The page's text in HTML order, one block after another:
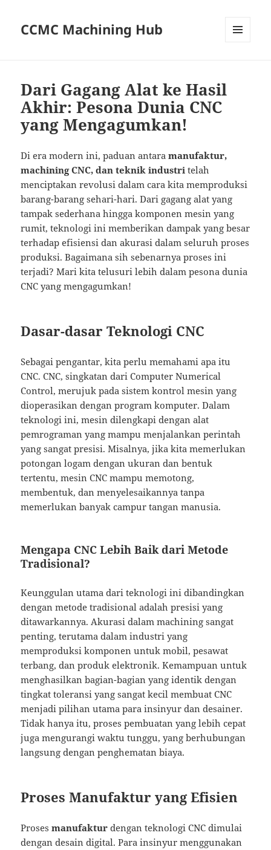
CCMC Machining Hub
Dari Gagang Alat ke Hasil
Akhir: Pesona Dunia CNC
yang Mengagumkan!
Di era modern ini, paduan antaramanufaktur,
machining CNC, dan teknik industri telah
menciptakan revolusi dalam cara kita memproduksi
barang-barang sehari-hari. Dari gagang alat yang
tampak sederhana hingga komponen mesin yang
rumit, teknologi ini memberikan dampak yang besar
terhadap efisiensi dan akurasi dalam seluruh proses
produksi. Bagaimana sih sebenarnya proses ini
terjadi? Mari kita telusuri lebih dalam pesona dunia
CNC yang mengagumkan!
Dasar-dasar Teknologi CNC
Sebagai pengantar, kita perlu memahami apa itu
CNC. CNC, singkatan dari Computer Numerical
Control, merujuk pada sistem kontrol mesin yang
dioperasikan dengan program komputer. Dalam
teknologi ini, mesin dilengkapi dengan alat
pemrograman yang mampu menjalankan perintah
yang sangat presisi. Misalnya, jika kita memerlukan
potongan logam dengan ukuran dan bentuk
tertentu, mesin CNC mampu memotong,
membentuk, dan menyelesaikannya tanpa
memerlukan banyak campur tangan manusia.
Mengapa CNC Lebih Baik dari Metode
Tradisional?
Keunggulan utama dari teknologi ini dibandingkan
dengan metode tradisional adalah presisi yang
ditawarkannya. Akurasi dalam machining sangat
penting, terutama dalam industri yang
memproduksi komponen untuk mobil, pesawat
terbang, dan produk elektronik. Kemampuan untuk
menghasilkan bagian-bagian yang identik dengan
tingkat toleransi yang sangat kecil membuat CNC
menjadi pilihan utama para insinyur dan desainer.
Tidak hanya itu, proses pembuatan yang lebih cepat
juga mengurangi waktu tunggu, yang berhubungan
langsung dengan penghematan biaya.
Proses Manufaktur yang Efisien
Prosesmanufaktur dengan teknologi CNC dimulai
dengan desain digital. Para insinyur menggunakan